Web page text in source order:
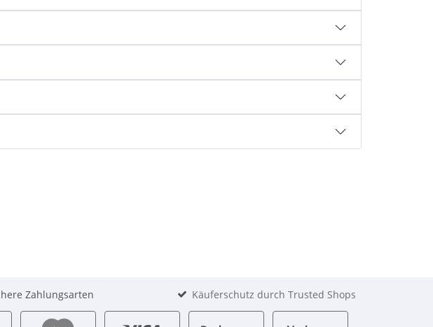
Zahlungsarten Käuferschutz durch Trusted Shops